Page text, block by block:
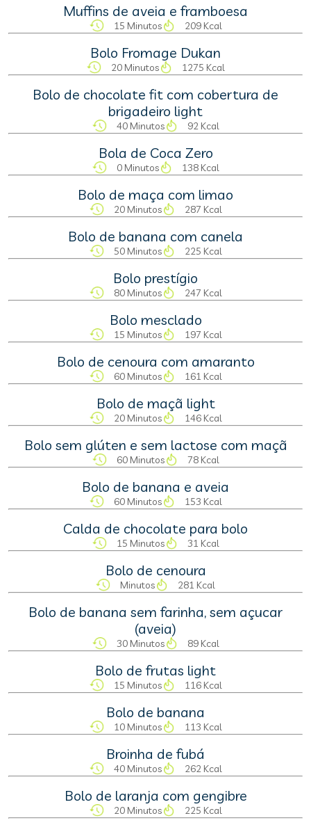
Muffins de aveia e framboesa
15 Minutos 209 Kcal
Bolo Fromage Dukan
20 Minutos 1275 Kcal
Bolo de chocolate fit com cobertura de
brigadeiro light
40 Minutos 92 Kcal
Bola de Coca Zero
0 Minutos 138 Kcal
Bolo de maça com limao
20 Minutos 287 Kcal
Bolo de banana com canela
50 Minutos 225 Kcal
Bolo prestígio
80 Minutos 247 Kcal
Bolo mesclado
15 Minutos 197 Kcal
Bolo de cenoura com amaranto
60 Minutos 161 Kcal
Bolo de maçã light
20 Minutos 146 Kcal
Bolo sem glúten e sem lactose com maçã
60 Minutos 78 Kcal
Bolo de banana e aveia
60 Minutos 153 Kcal
Calda de chocolate para bolo
15 Minutos 31 Kcal
Bolo de cenoura
Minutos 281 Kcal
Bolo de banana sem farinha, sem açucar
(aveia)
30 Minutos 89 Kcal
Bolo de frutas light
15 Minutos 116 Kcal
Bolo de banana
10 Minutos 113 Kcal
Broinha de fubá
40 Minutos 262 Kcal
Bolo de laranja com gengibre
20 Minutos 225 Kcal